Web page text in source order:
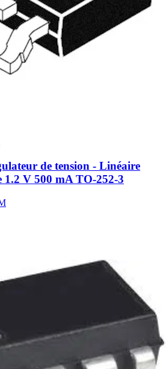
de tension - Linéaire
1.2 V 500 mA TO-252-3